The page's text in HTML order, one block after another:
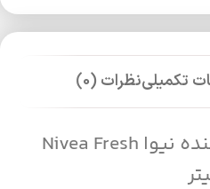
تکمیلینظرات (0)
فوم اصلاح شاداب کننده نیوا Nivea Fresh